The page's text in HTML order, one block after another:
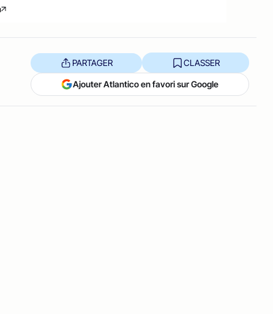
PARTAGER CLASSER
Ajouter Atlantico en favori sur Google